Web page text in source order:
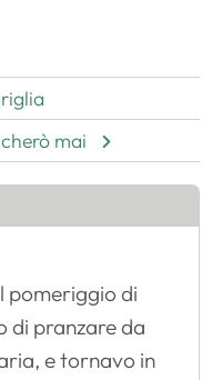
mai
pomeriggio di
di pranzare da
e tornavo in